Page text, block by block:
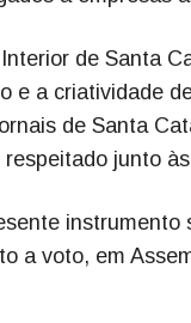
de Santa
e a criatividade
de Santa
junto
instrumento
a voto, em